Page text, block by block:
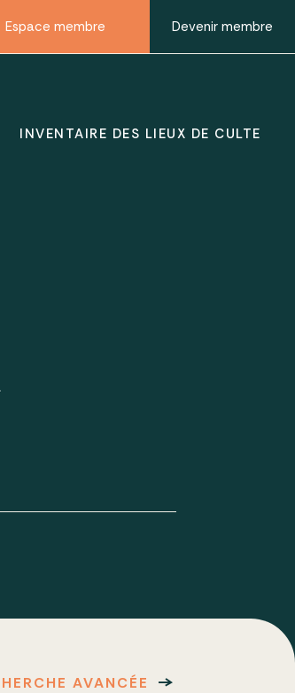
Espace membre Devenir membre
INVENTAIRE DES LIEUX DE CULTE
AVANCÉE